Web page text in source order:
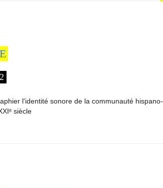
l'identité sonore de la communauté hispano-
siècle